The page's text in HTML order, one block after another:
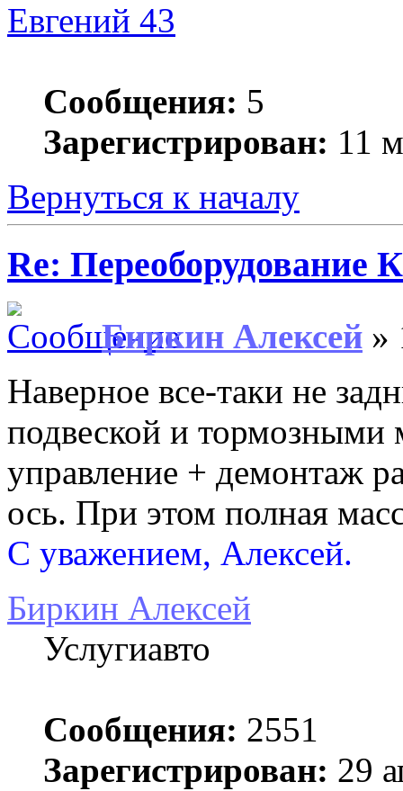
Евгений 43
Сообщения: 5
Зарегистрирован: 11
Вернуться к началу
Re: Переоборудование
Биркин Алексей »
Наверное все-таки не
подвеской и тормозными
управление + демонтаж
ось. При этом полная
С уважением, Алексей.
Биркин Алексей
Услугиавто
Сообщения: 2551
Зарегистрирован: 29